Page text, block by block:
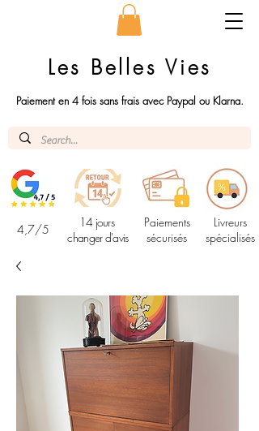
Les Belles Vies
Paiement en 4 fois sans frais avec Paypal ou Klarna.
4,7/5
14 jours
changer d'avis
Paiements
sécurisés
Livreurs
spécialisés